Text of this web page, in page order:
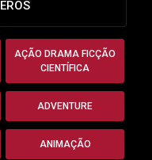
AÇÃO DRAMA FICÇÃO
CIENTÍFICA
ADVENTURE
ANIMAÇÃO